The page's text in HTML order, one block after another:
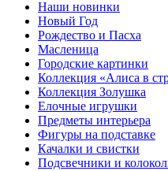
Наши новинки
Новый Год
Рождество и Пасха
Масленица
Городские картинки
Коллекция «Алиса в
Коллекция Золушка
Елочные игрушки
Предметы интерьера
Фигуры на подставке
Качалки и свистки
Подсвечники и